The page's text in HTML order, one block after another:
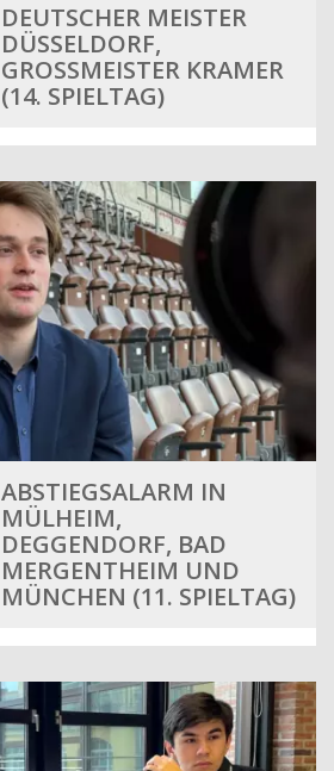
DEUTSCHER MEISTER
DÜSSELDORF,
GROSSMEISTER KRAMER (
14. SPIELTAG)
ABSTIEGSALARM IN
MÜLHEIM,
DEGGENDORF, BAD
MERGENTHEIM UND
MÜNCHEN (11. SPIELTAG)